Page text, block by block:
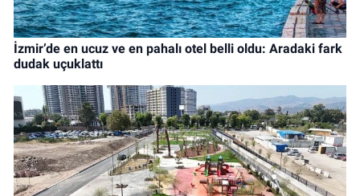
İzmir’de en ucuz ve en pahalı otel belli oldu: Aradaki fark
dudak uçuklattı